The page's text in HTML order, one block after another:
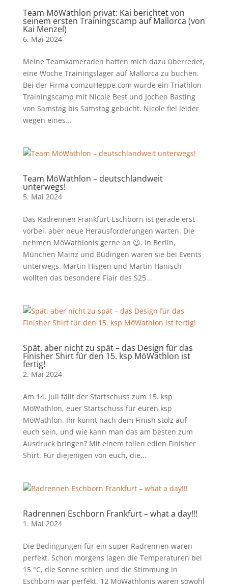
Team MöWathlon privat: Kai berichtet von
seinem ersten Trainingscamp auf Mallorca (von
Kai Menzel)
6. Mai 2024
Meine Teamkameraden hatten mich dazu überredet,
eine Woche Trainingslager auf Mallorca zu buchen.
Bei der Firma comzuHeppe.com wurde ein Triathlon
Trainingscamp mit Nicole Best und Jochen Basting
von Samstag bis Samstag gebucht. Nicole fiel leider
wegen eines...
Team MöWathlon – deutschlandweit
unterwegs!
5. Mai 2024
Das Radrennen Frankfurt Eschborn ist gerade erst
vorbei, aber neue Herausforderungen warten. Die
nehmen MöWathlonis gerne an 😉. In Berlin,
München Mainz und Büdingen waren sie bei Events
unterwegs. Martin Hisgen und Martin Hanisch
wollten das besondere Flair des S25...
Spät, aber nicht zu spät – das Design für das
Finisher Shirt für den 15. ksp MöWathlon ist
fertig!
2. Mai 2024
Am 14. Juli fällt der Startschuss zum 15. ksp
MöWathlon, euer Startschuss für euren ksp
MöWathlon. Ihr könnt nach dem Finish stolz auf
euch sein, und wie kann man das am besten zum
Ausdruck bringen? Mit einem tollen edlen Finisher
Shirt. Für diejenigen von euch, die...
Radrennen Eschborn Frankfurt – what a day!!!
1. Mai 2024
Die Bedingungen für ein super Radrennen waren
perfekt. Schon morgens lagen die Temperaturen bei
15 °C, die Sonne schien und die Stimmung in
Eschborn war perfekt. 12 MöWathlonis waren sowohl